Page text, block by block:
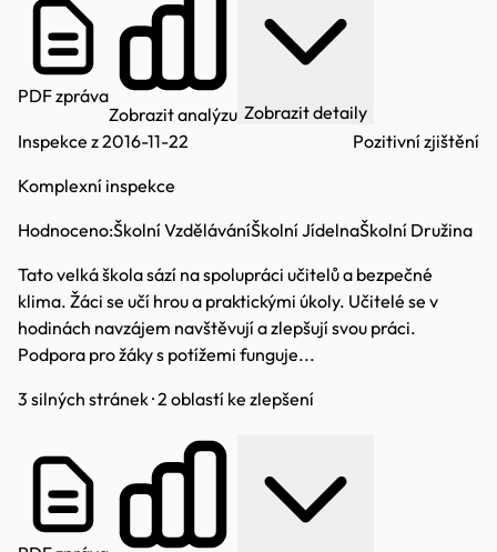
PDF zpráva
Zobrazit analýzu Zobrazit detaily
Inspekce z 2016-11-22
Komplexní inspekce
Pozitivní zjištění
Hodnoceno:Školní VzděláváníŠkolní JídelnaŠkolní Družina
Tato velká škola sází na spolupráci učitelů a bezpečné
klima. Žáci se učí hrou a praktickými úkoly. Učitelé se v
hodinách navzájem navštěvují a zlepšují svou práci.
Podpora pro žáky s potížemi funguje...
3 silných stránek · 2 oblastí ke zlepšení